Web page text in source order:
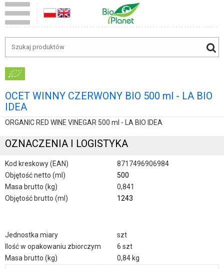
OCET WINNY CZERWONY BIO 500 ml - LA BIO
IDEA
ORGANIC RED WINE VINEGAR 500 ml - LA BIO IDEA
OZNACZENIA I LOGISTYKA
Kod kreskowy (EAN)
8717496906984
Objętość netto (ml)
500
Masa brutto (kg)
0,841
Objętość brutto (ml)
1243
Jednostka miary
szt
Ilość w opakowaniu zbiorczym
6 szt
Masa brutto (kg)
0,84 kg